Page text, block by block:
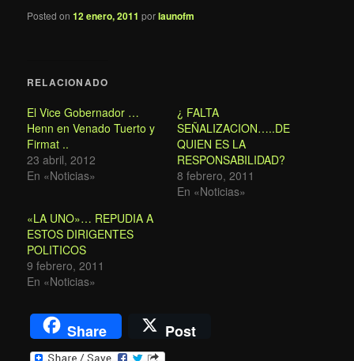
Posted on12 enero, 2011 porlaunofm
RELACIONADO
El Vice Gobernador …
Henn en Venado Tuerto y
Firmat ..
23 abril, 2012
En «Noticias»
¿ FALTA
SEÑALIZACION…..DE
QUIEN ES LA
RESPONSABILIDAD?
8 febrero, 2011
En «Noticias»
«LA UNO»… REPUDIA A
ESTOS DIRIGENTES
POLITICOS
9 febrero, 2011
En «Noticias»
Share Post